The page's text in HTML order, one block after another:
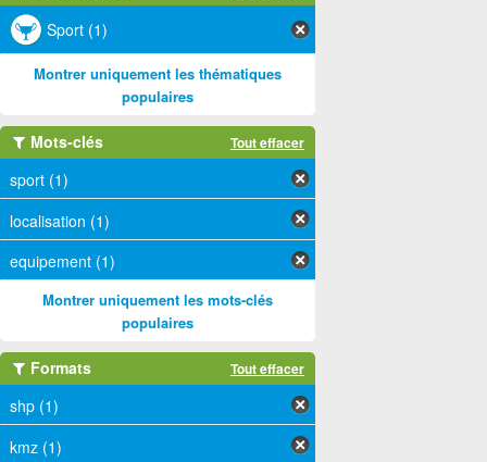
Sport (1)
Montrer uniquement les thématiques
populaires
Mots-clés Tout effacer
sport (1)
localisation (1)
equipement (1)
Montrer uniquement les mots-clés
populaires
Formats Tout effacer
shp (1)
kmz (1)